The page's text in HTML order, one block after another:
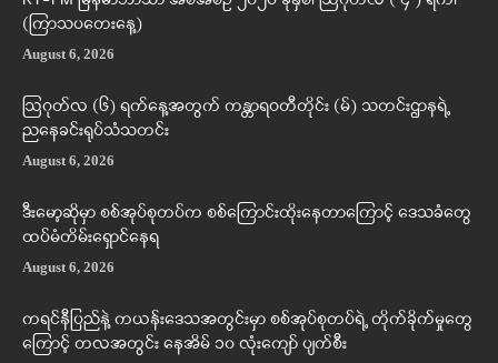
(ကြာသပတေးနေ့)
August 6, 2026
ဩဂုတ်လ (၆) ရက်နေ့အတွက် ကန္တာရဝတီတိုင်း (မ်) သတင်းဌာနရဲ့
ညနေခင်းရုပ်သံသတင်း
August 6, 2026
ဒီးမော့ဆိုမှာ စစ်အုပ်စုတပ်က စစ်ကြောင်းထိုးနေတာကြောင့် ဒေသခံတွေ
ထပ်မံတိမ်းရှောင်နေရ
August 6, 2026
ကရင်နီပြည်နဲ့ ကယန်းဒေသအတွင်းမှာ စစ်အုပ်စုတပ်ရဲ့ တိုက်ခိုက်မှုတွေ
ကြောင့် တလအတွင်း နေအိမ် ၁၀ လုံးကျော် ပျက်စီး